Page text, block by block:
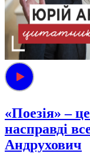
«Поезія» –
насправді
Андрухович